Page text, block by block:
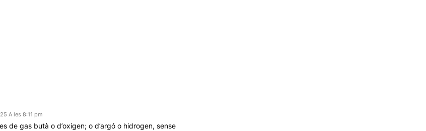
A les 8:11 pm
de gas butà o d’oxigen; o d’argó o hidrogen, sense